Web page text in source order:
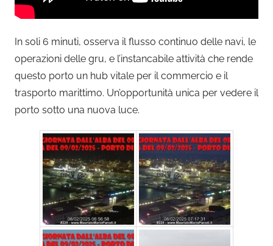
In soli 6 minuti, osserva il flusso continuo delle navi, le
operazioni delle gru, e l’instancabile attività che rende
questo porto un hub vitale per il commercio e il
trasporto marittimo. Un’opportunità unica per vedere il
porto sotto una nuova luce.